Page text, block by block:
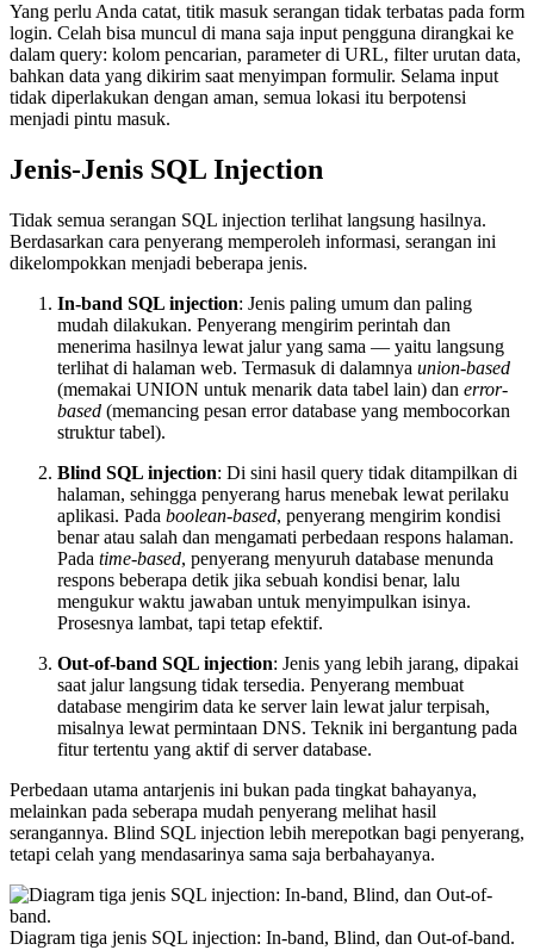
Yang perlu Anda catat, titik masuk serangan tidak terbatas pada form
login. Celah bisa muncul di mana saja input pengguna dirangkai ke
dalam query: kolom pencarian, parameter di URL, filter urutan data,
bahkan data yang dikirim saat menyimpan formulir. Selama input
tidak diperlakukan dengan aman, semua lokasi itu berpotensi
menjadi pintu masuk.
Jenis-Jenis SQL Injection
Tidak semua serangan SQL injection terlihat langsung hasilnya.
Berdasarkan cara penyerang memperoleh informasi, serangan ini
dikelompokkan menjadi beberapa jenis.
In-band SQL injection: Jenis paling umum dan paling
mudah dilakukan. Penyerang mengirim perintah dan
menerima hasilnya lewat jalur yang sama — yaitu langsung
terlihat di halaman web. Termasuk di dalamnya union-based
(memakai UNION untuk menarik data tabel lain) dan error-
based (memancing pesan error database yang membocorkan
struktur tabel).
Blind SQL injection: Di sini hasil query tidak ditampilkan di
halaman, sehingga penyerang harus menebak lewat perilaku
aplikasi. Pada boolean-based, penyerang mengirim kondisi
benar atau salah dan mengamati perbedaan respons halaman.
Pada time-based, penyerang menyuruh database menunda
respons beberapa detik jika sebuah kondisi benar, lalu
mengukur waktu jawaban untuk menyimpulkan isinya.
Prosesnya lambat, tapi tetap efektif.
Out-of-band SQL injection: Jenis yang lebih jarang, dipakai
saat jalur langsung tidak tersedia. Penyerang membuat
database mengirim data ke server lain lewat jalur terpisah,
misalnya lewat permintaan DNS. Teknik ini bergantung pada
fitur tertentu yang aktif di server database.
Perbedaan utama antarjenis ini bukan pada tingkat bahayanya,
melainkan pada seberapa mudah penyerang melihat hasil
serangannya. Blind SQL injection lebih merepotkan bagi penyerang,
tetapi celah yang mendasarinya sama saja berbahayanya.
Diagram tiga jenis SQL injection: In-band, Blind, dan Out-of-band.